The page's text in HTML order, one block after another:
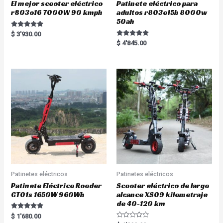
El mejor scooter eléctrico
r803o16 7000W 90 kmph
Rated
5.00
$ 3'930.00
Patinete eléctrico para
adultos r803o15b 8000w
50ah
Rated
5.00
$ 4'845.00
Patinetes eléctricos
Patinete Eléctrico Rooder
GT01s 1650W 960Wh
Rated
5.00
$ 1'680.00
Patinetes eléctricos
Scooter eléctrico de largo
alcance XS09 kilometraje
de 40-120 km